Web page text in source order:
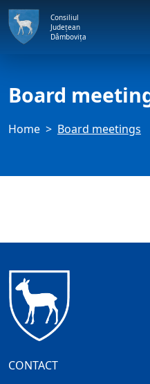
Consiliul
Județean
Dâmbovița
Board
Home Board meetings
CONTACT